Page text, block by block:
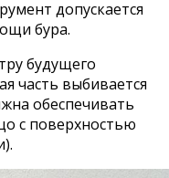
допускается
бура.
будущего
часть выбивается
обеспечивать
с поверхностью